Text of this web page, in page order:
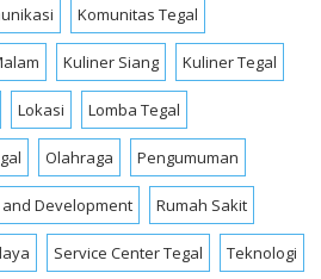
Komunitas Tegal
Kuliner Siang Kuliner Tegal
Lokasi Lomba Tegal
Olahraga Pengumuman
Development Rumah Sakit
Service Center Tegal Teknologi